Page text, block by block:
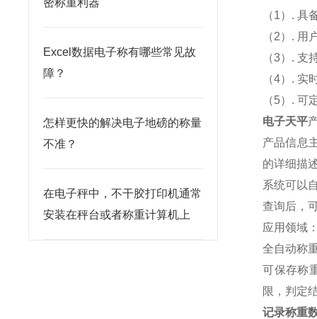
密称重利器
Excel数据电子称有哪些常见故
障？
怎样更快的解决电子地磅的称量
不准？
在电子秤中，不干胶打印机通常
安装在秤台或者称重计算机上
（1）. 具
（2）.
（3）.
（4）. 实
（5）. 可
电子天平
产品信息
的详细描
系统可以
查询后，
应用领域
全自动称
可保存称
限，判定
记录称重